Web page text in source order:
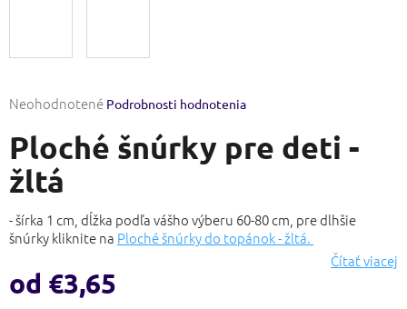
Priemerné
produktu
je
0,0
z
hviezdičiek.
Neohodnotené Podrobnosti hodnotenia
Ploché šnúrky pre deti -
žltá
- šírka 1 cm, dĺžka podľa vášho výberu 60-80 cm, pre dlhšie
šnúrky kliknite na Ploché šnúrky do topánok - žltá.
Čítať viacej
od €3,65